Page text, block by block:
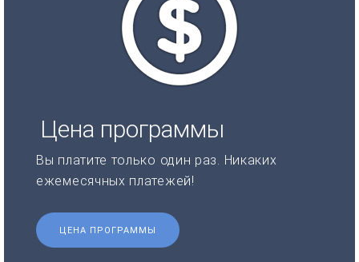
Цена программы
Вы платите только один раз. Никаких
ежемесячных платежей!
ЦЕНА ПРОГРАММЫ